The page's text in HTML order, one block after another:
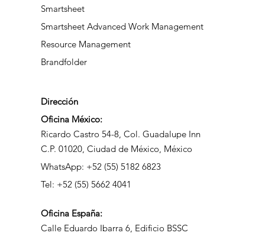
Dirección
Oficina México:
Ricardo Castro 54-8, Col. Guadalupe Inn
C.P. 01020, Ciudad de México, México
Tel: +52 (55) 5662 4041
WhatsApp: +52 (55) 5182 6823
OficinaEspaña:
Calle Eduardo Ibarra 6, Edificio BSSC
Smartsheet
Resource Management
Brandfolder
Smartsheet Advanced Work Management